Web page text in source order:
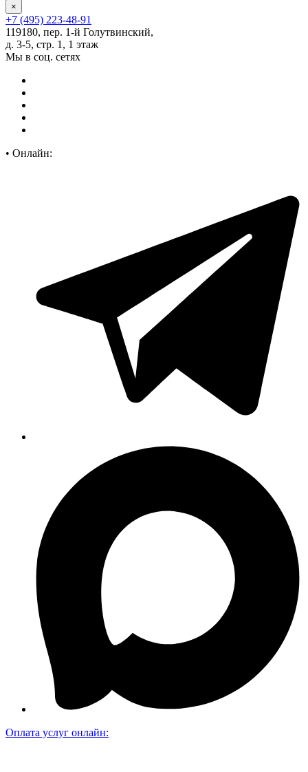
×
+7 (495) 223-48-91
119180, пер. 1-й Голутвинский,
д. 3-5, стр. 1, 1 этаж
Мы в соц. сетях
• Онлайн:
Оплата услуг онлайн: